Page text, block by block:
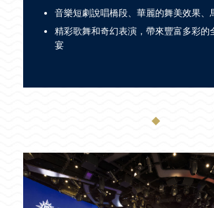
音樂短劇說唱橋段、華麗的舞美效果、
精彩歌舞和奇幻表演，帶來豐富多彩的
宴
◆